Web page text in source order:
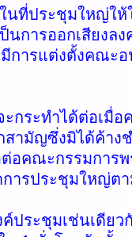
ะชุมใหญ่ให้ใช้
การออกเสียงล
การแต่งตั้งคณะอ
ได้ต่อเมื่อคณ
มัญซึ่งมิได้ค้าง
อคณะกรรมการ
ารประชุมใหญ่ต
มเช่นเดียวกับ